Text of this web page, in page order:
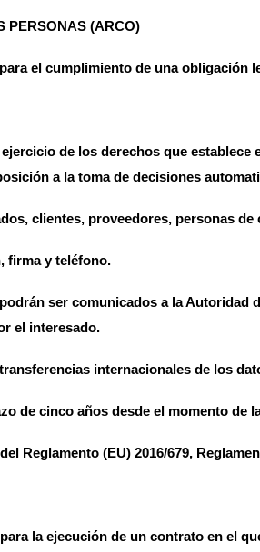
PERSONAS (ARCO)
el cumplimiento de una obligación
de los derechos que
a la toma de decisiones
clientes, proveedores, personas de
firma y teléfono.
ser comunicados a la Autoridad
el interesado.
internacionales de los
de cinco años desde el momento de
Reglamento (EU) 2016/679,
la ejecución de un contrato en el